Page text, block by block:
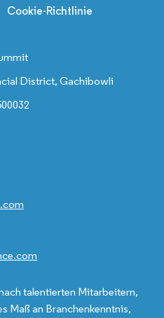
Cookie-Richtlinie
District, Gachibowli
talentierten Mitarbeitern,
Maß an Branchenkenntnis,